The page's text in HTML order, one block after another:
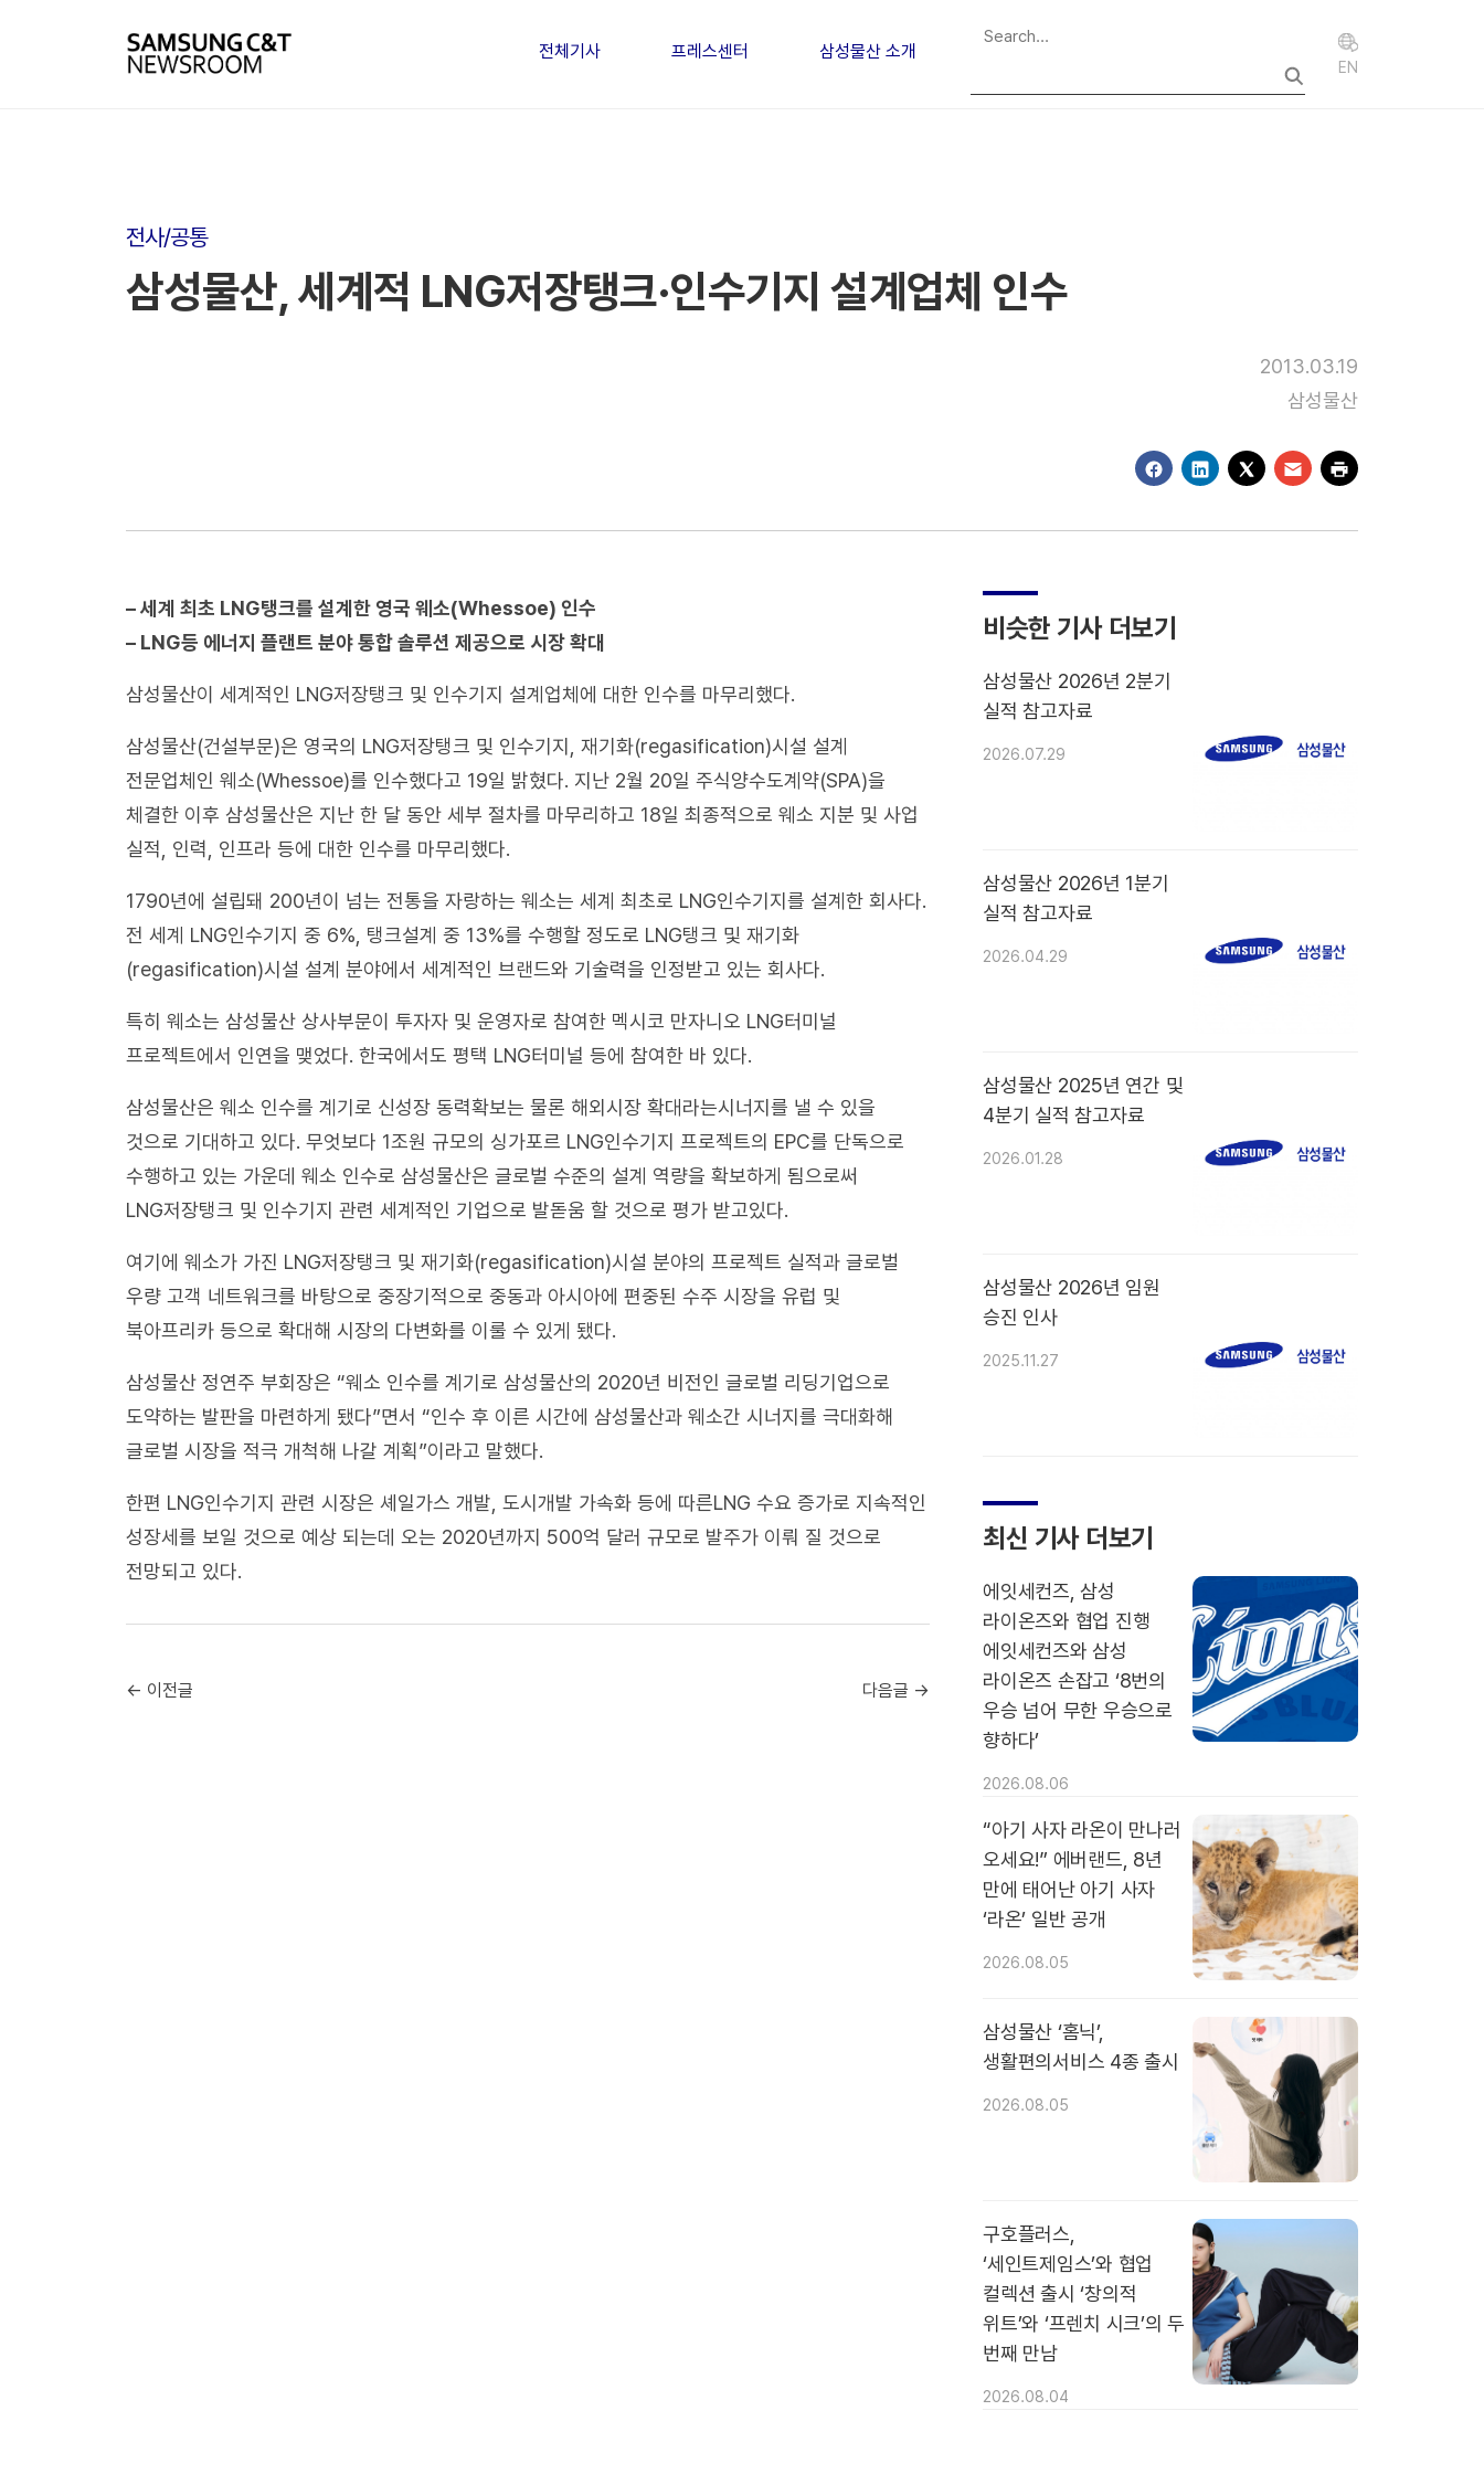
전체기사 프레스센터 삼성물산 소개
EN
전사/공통
삼성물산, 세계적 LNG저장탱크·인수기지 설계업체 인수
2013.03.19
삼성물산
– 세계 최초 LNG탱크를 설계한 영국 웨소(Whessoe) 인수
– LNG등 에너지 플랜트 분야 통합 솔루션 제공으로 시장 확대
삼성물산이 세계적인 LNG저장탱크 및 인수기지 설계업체에 대한 인수를 마무리했다.
삼성물산(건설부문)은 영국의 LNG저장탱크 및 인수기지, 재기화(regasification)시설 설계
전문업체인 웨소(Whessoe)를 인수했다고 19일 밝혔다. 지난 2월 20일 주식양수도계약(SPA)을
체결한 이후 삼성물산은 지난 한 달 동안 세부 절차를 마무리하고 18일 최종적으로 웨소 지분 및 사업
실적, 인력, 인프라 등에 대한 인수를 마무리했다.
1790년에 설립돼 200년이 넘는 전통을 자랑하는 웨소는 세계 최초로 LNG인수기지를 설계한 회사다.
전 세계 LNG인수기지 중 6%, 탱크설계 중 13%를 수행할 정도로 LNG탱크 및 재기화
(regasification)시설 설계 분야에서 세계적인 브랜드와 기술력을 인정받고 있는 회사다.
특히 웨소는 삼성물산 상사부문이 투자자 및 운영자로 참여한 멕시코 만자니오 LNG터미널
프로젝트에서 인연을 맺었다. 한국에서도 평택 LNG터미널 등에 참여한 바 있다.
삼성물산은 웨소 인수를 계기로 신성장 동력확보는 물론 해외시장 확대라는시너지를 낼 수 있을
것으로 기대하고 있다. 무엇보다 1조원 규모의 싱가포르 LNG인수기지 프로젝트의 EPC를 단독으로
수행하고 있는 가운데 웨소 인수로 삼성물산은 글로벌 수준의 설계 역량을 확보하게 됨으로써
LNG저장탱크 및 인수기지 관련 세계적인 기업으로 발돋움 할 것으로 평가 받고있다.
여기에 웨소가 가진 LNG저장탱크 및 재기화(regasification)시설 분야의 프로젝트 실적과 글로벌
우량 고객 네트워크를 바탕으로 중장기적으로 중동과 아시아에 편중된 수주 시장을 유럽 및
북아프리카 등으로 확대해 시장의 다변화를 이룰 수 있게 됐다.
삼성물산 정연주 부회장은 “웨소 인수를 계기로 삼성물산의 2020년 비전인 글로벌 리딩기업으로
도약하는 발판을 마련하게 됐다”면서 “인수 후 이른 시간에 삼성물산과 웨소간 시너지를 극대화해
글로벌 시장을 적극 개척해 나갈 계획”이라고 말했다.
한편 LNG인수기지 관련 시장은 셰일가스 개발, 도시개발 가속화 등에 따른LNG 수요 증가로 지속적인
성장세를 보일 것으로 예상 되는데 오는 2020년까지 500억 달러 규모로 발주가 이뤄 질 것으로
전망되고 있다.
← 이전글 다음글 →
비슷한 기사 더보기
삼성물산 2026년 2분기
실적 참고자료
2026.07.29
삼성물산 2026년 1분기
실적 참고자료
2026.04.29
삼성물산 2025년 연간 및
4분기 실적 참고자료
2026.01.28
삼성물산 2026년 임원
승진 인사
2025.11.27
최신 기사 더보기
에잇세컨즈, 삼성
라이온즈와 협업 진행
에잇세컨즈와 삼성
라이온즈 손잡고 ‘8번의
우승 넘어 무한 우승으로
향하다’
2026.08.06
“아기 사자 라온이 만나러
오세요!” 에버랜드, 8년
만에 태어난 아기 사자
‘라온’ 일반 공개
2026.08.05
삼성물산 ‘홈닉’,
생활편의서비스 4종 출시
2026.08.05
구호플러스,
‘세인트제임스’와 협업
컬렉션 출시 ‘창의적
위트’와 ‘프렌치 시크’의 두
번째 만남
2026.08.04